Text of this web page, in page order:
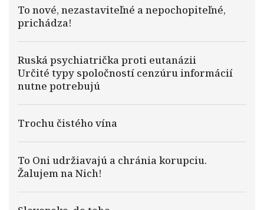
To nové, nezastaviteľné a nepochopiteľné,
prichádza!
Ruská psychiatrička proti eutanázii
Určité typy spoločností cenzúru informácií
nutne potrebujú
Trochu čistého vína
To Oni udržiavajú a chránia korupciu.
Žalujem na Nich!